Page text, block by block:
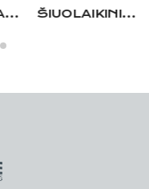
PATENKINANTIS PLIENO DAUGIAPAKOPIS MODULINIS VIENO MIEGAMOJO KONTEINERIO NAMAS LAUKO NAUDOJIMUI ŠIUOLAIKINIO STILIAUS PRABANGUS 2–4 MIEGAMŲJŲ MODULINIS GYVENAMASIS KONTEINERINIS VILA MAŽASIS NAMAS IŠ LENGVOJO PLIENO KONSTRUKCIJOS